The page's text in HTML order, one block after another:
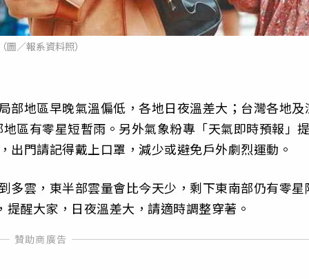
圖／報系資料照）
部地區早晚氣溫偏低，各地日夜溫差大；台灣各地及
區有零星短暫雨。另外氣象粉專「天氣即時預報」提
門請記得戴上口罩，減少或避免戶外劇烈運動。
多雲，東半部雲量會比今天少，剩下東南部仍有零星
醒大家，日夜溫差大，請適時調整穿著。